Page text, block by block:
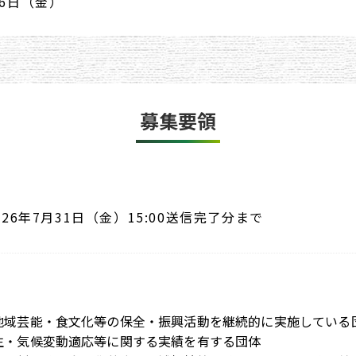
募集要領
年7月31日（金）15:00送信完了分まで
芸能・食文化等の保全・振興活動を継続的に実施している
気候変動適応等に関する実績を有する団体